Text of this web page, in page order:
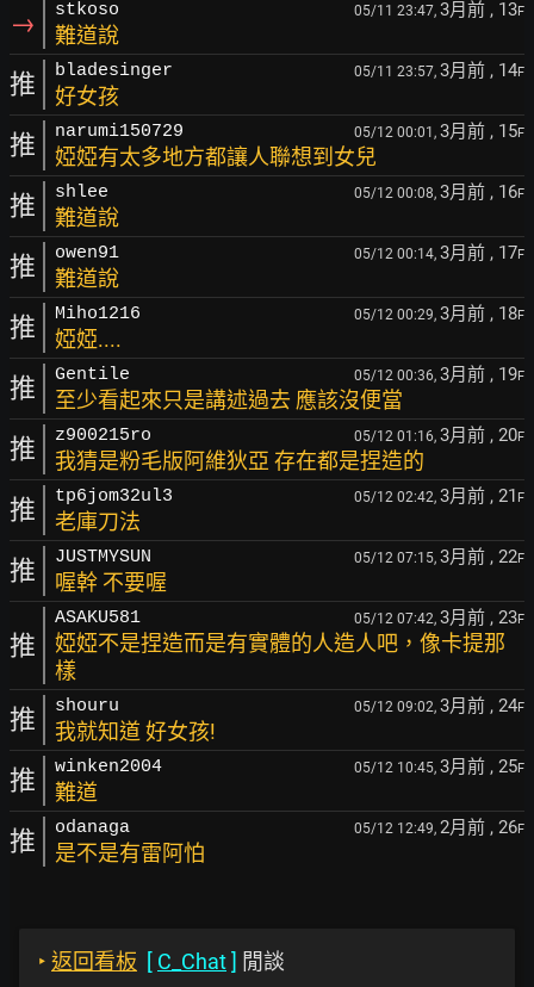
→ stkoso 05/11 23:47, 3月前 , 13F
難道說
推 bladesinger 05/11 23:57, 3月前 , 14F
好女孩
推 narumi150729 05/12 00:01, 3月前 , 15F
婭婭有太多地方都讓人聯想到女兒
推 shlee 05/12 00:08, 3月前 , 16F
難道說
推 owen91 05/12 00:14, 3月前 , 17F
難道說
推 Miho1216 05/12 00:29, 3月前 , 18F
婭婭....
推 Gentile 05/12 00:36, 3月前 , 19F
至少看起來只是講述過去 應該沒便當
推 z900215ro 05/12 01:16, 3月前 , 20F
我猜是粉毛版阿維狄亞 存在都是捏造的
推 tp6jom32ul3 05/12 02:42, 3月前 , 21 F
老庫刀法
推 JUSTMYSUN 05/12 07:15, 3月前 , 22F
喔幹 不要喔
推
ASAKU581 05/12 07:42, 3月前 , 23F
婭婭不是捏造而是有實體的人造人吧，像卡提那
樣
推 shouru 05/12 09:02, 3月前 , 24F
我就知道 好女孩!
推 winken2004 05/12 10:45, 3月前 , 25F
難道
推 odanaga 05/12 12:49, 2月前 , 26F
是不是有雷阿怕
‣ 返回看板 [ C_Chat] 閒談